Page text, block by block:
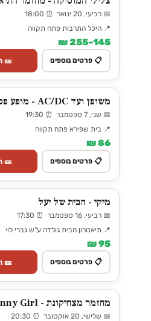
📅 רביעי, 20 ינואר ⏰ 18:00
📍 היכל התרבות פתח תקווה
145–255 ₪
📋 פרטים נוספים 🎫
משופן ועד AC/DC - מופע פסנתר לאור נרות
📅 שני, 7 ספטמבר ⏰ 19:30
📍 בית שפירא פתח תקווה
86 ₪
📋 פרטים נוספים 🎫
מיקי - הבית של יעל
📅 רביעי, 16 ספטמבר ⏰ 17:30
📍 תיאטרון הבית גולדה ע"ש גברי לוי
95 ₪
📋 פרטים נוספים 🎫
מחזמר מצחיקונת - Funny Girl
📅 שלישי, 20 אוקטובר ⏰ 20:30